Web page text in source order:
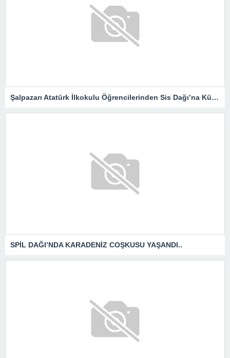
Şalpazarı Atatürk İlkokulu Öğrencilerinden Sis Dağı’na Kültür Gezisi
SPİL DAĞI’NDA KARADENİZ COŞKUSU YAŞANDI..